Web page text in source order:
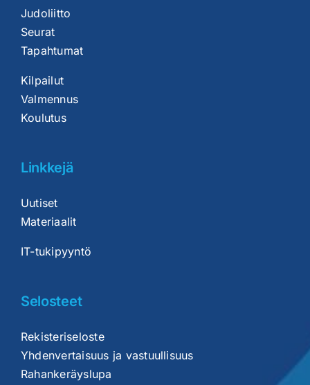
Judoliitto
Seurat
Tapahtumat
Kilpailut
Valmennus
Koulutus
Linkkejä
Uutiset
Materiaalit
IT-tukipyyntö
Selosteet
Rekisteriseloste
Yhdenvertaisuus ja vastuullisuus
Rahankeräyslupa